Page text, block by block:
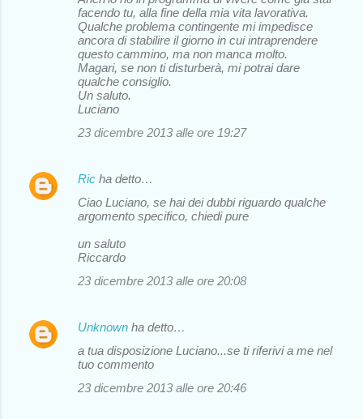
facendo tu, alla fine della mia vita lavorativa.
Qualche problema contingente mi impedisce
ancora di stabilire il giorno in cui intraprendere
questo cammino, ma non manca molto.
Magari, se non ti disturberà, mi potrai dare
qualche consiglio.
Un saluto.
Luciano
23 dicembre 2013 alle ore 19:27
Ric ha detto…
Ciao Luciano, se hai dei dubbi riguardo qualche
argomento specifico, chiedi pure
un saluto
Riccardo
23 dicembre 2013 alle ore 20:08
Unknown ha detto…
a tua disposizione Luciano...se ti riferivi a me nel
tuo commento
23 dicembre 2013 alle ore 20:46